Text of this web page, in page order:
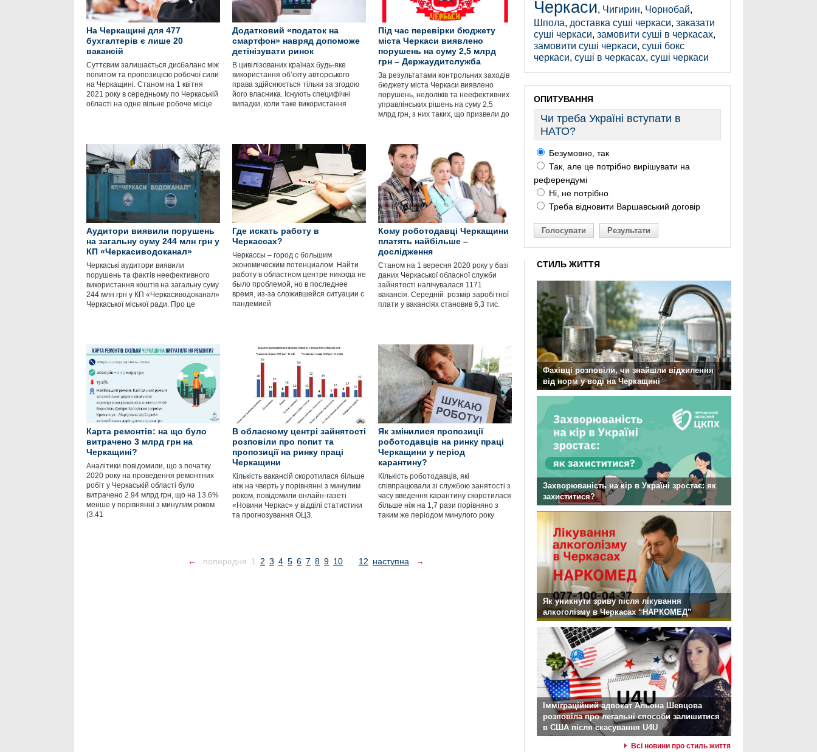
На Черкащині для 477
бухгалтерів є лише 20
вакансій
Суттєвим залишається дисбаланс між
попитом та пропозицією робочої сили
на Черкащині. Станом на 1 квітня
2021 року в середньому по Черкаській
області на одне вільне робоче місце
Додатковий «податок на
смартфон» навряд допоможе
детінізувати ринок
В цивілізованих країнах будь-яке
використання об’єкту авторського
права здійснюється тільки за згодою
його власника. Існують специфічні
випадки, коли таке використання
Під час перевірки бюджету
міста Черкаси виявлено
порушень на суму 2,5 млрд
грн – Держаудитслужба
За результатами контрольних заходів
бюджету міста Черкаси виявлено
порушень, недоліків та неефективних
управлінських рішень на суму 2,5
млрд грн, з них таких, що призвели до
Аудитори виявили порушень
на загальну суму 244 млн грн у
КП «Черкасиводоканал»
Черкаські аудитори виявили
порушень та фактів неефективного
використання коштів на загальну суму
244 млн грн у КП «Черкасиводоканал»
Черкаської міської ради. Про це
Где искать работу в
Черкассах?
Черкассы – город с большим
экономическим потенциалом. Найти
работу в областном центре никогда не
было проблемой, но в последнее
время, из-за сложившейся ситуации с
пандемией
Кому роботодавці Черкащини
платять найбільше –
дослідження
Станом на 1 вересня 2020 року у базі
даних Черкаської обласної служби
зайнятості налічувалася 1171
вакансія. Середній розмір заробітної
плати у вакансіях становив 6,3 тис.
Карта ремонтів: на що було
витрачено 3 млрд грн на
Черкащині?
Аналітики повідомили, що з початку
2020 року на проведення ремонтних
робіт у Черкаській області було
витрачено 2.94 млрд грн, що на 13.6%
менше у порівнянні з минулим роком
(3.41
В обласному центрі зайнятості
розповіли про попит та
пропозиції на ринку праці
Черкащини
Кількість вакансій скоротилася більше
ніж на чверть у порівнянні з минулим
роком, повідомили онлайн-газеті
«Новини Черкас» у відділі статистики
та прогнозування ОЦЗ.
Як змінилися пропозиції
роботодавців на ринку праці
Черкащини у період
карантину?
Кількість роботодавців, які
співпрацювали зі службою занятості з
часу введення карантину скоротилася
більше ніж на 1,7 рази порівняно з
таким же періодом минулого року
← попередня 1 2 3 4 5 6 7 8 9 10 12 наступна →
Черкаси, Чигирин, Чорнобай,
Шпола, доставка суші черкаси, заказати
суші черкаси, замовити суші в черкасах,
замовити суші черкаси, суші бокс
черкаси, суші в черкасах, суші черкаси
ОПИТУВАННЯ
Чи треба Україні вступати в
НАТО?
Безумовно, так
Так, але це потрібно вирішувати на
референдумі
Ні, не потрібно
Треба відновити Варшавський договір
Голосувати Результати
СТИЛЬ ЖИТТЯ
Фахівці розповіли, чи знайшли відхилення
від норм у воді на Черкащині
Захворюваність на кір в Україні зростає: як
захиститися?
Як уникнути зриву після лікування
алкоголізму в Черкасах “НАРКОМЕД”
Імміграційний адвокат Альона Шевцова
розповіла про легальні способи залишитися
в США після скасування U4U
Всі новини про стиль життя